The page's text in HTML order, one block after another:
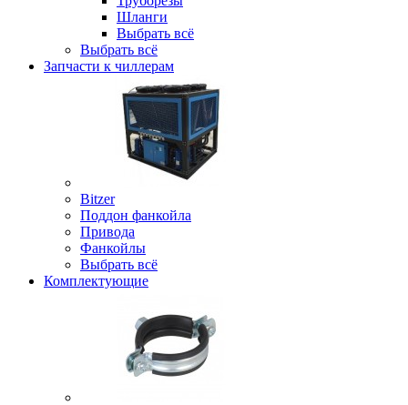
Шланги
Выбрать всё
Выбрать всё
Запчасти к чиллерам
Bitzer
Поддон фанкойла
Привода
Фанкойлы
Выбрать всё
Комплектующие